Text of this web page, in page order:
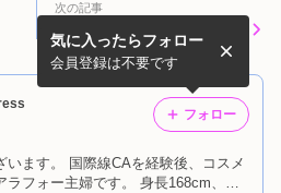
次の記事
自然派にオススメ UNIQLO
限定価格
います。 国際線CAを経験後、コスメ
ラフォー主婦です。 身長168cm、ネ
気に入ったらフォロー
会員登録は不要です
フォロー